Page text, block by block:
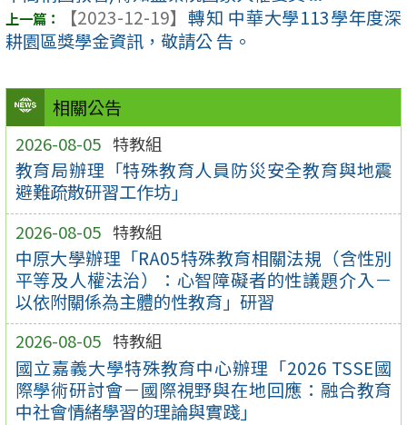
相關公告
2026-08-05 特教組
教育局辦理「特殊教育人員防災安全教育與地震
避難疏散研習工作坊」
2026-08-05 特教組
中原大學辦理「RA05特殊教育相關法規（含性別
平等及人權法治）：心智障礙者的性議題介入－
以依附關係為主體的性教育」研習
2026-08-05 特教組
國立嘉義大學特殊教育中心辦理「2026 TSSE國
際學術研討會－國際視野與在地回應：融合教育
中社會情緒學習的理論與實踐」
【2023-12-19】 轉知 中華大學113學年度深
耕園區獎學金資訊，敬請公 告。